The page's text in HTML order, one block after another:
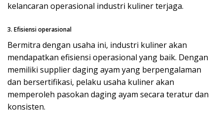
kelancaran operasional industri kuliner terjaga.
3. Efisiensi operasional
Bermitra dengan usaha ini, industri kuliner akan
mendapatkan efisiensi operasional yang baik. Dengan
memiliki supplier daging ayam yang berpengalaman
dan bersertifikasi, pelaku usaha kuliner akan
memperoleh pasokan daging ayam secara teratur dan
konsisten.